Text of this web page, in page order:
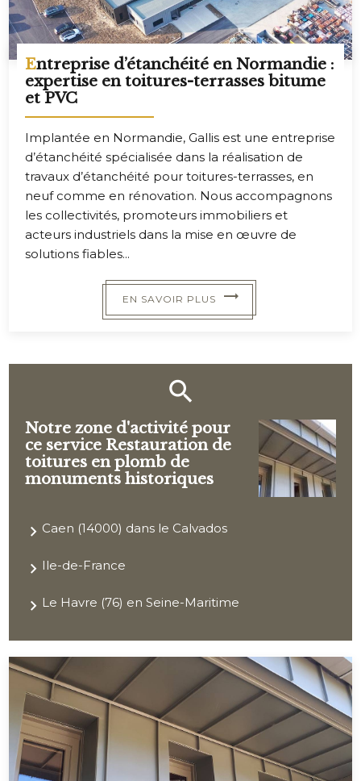
Entreprise d’étanchéité en Normandie :
expertise en toitures-terrasses bitume
et PVC
Implantée en Normandie, Gallis est une entreprise
d’étanchéité spécialisée dans la réalisation de
travaux d’étanchéité pour toitures-terrasses, en
neuf comme en rénovation. Nous accompagnons
les collectivités, promoteurs immobiliers et
acteurs industriels dans la mise en œuvre de
solutions fiables...
EN SAVOIR PLUS
Notre zone d'activité pour
ce service Restauration de
toitures en plomb de
monuments historiques
Caen (14000) dans le Calvados
Ile-de-France
Le Havre (76) en Seine-Maritime